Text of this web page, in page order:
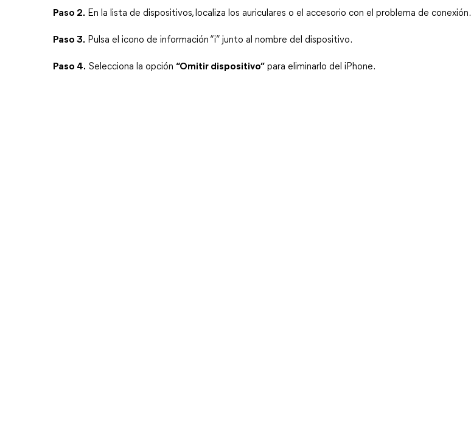
Paso 2. En la lista de dispositivos, localiza los auriculares o el accesorio con el problema de conexión.
Paso 3. Pulsa el icono de información “i” junto al nombre del dispositivo.
Paso 4. Selecciona la opción “Omitir dispositivo” para eliminarlo del iPhone.